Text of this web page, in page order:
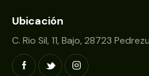
Ubicación
C. Rio Sil, 11, Bajo, 28723